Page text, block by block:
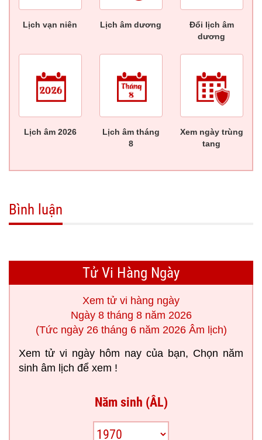
Lịch vạn niên Lịch âm dương
Đổi lịch âm
dương
Lịch âm 2026
Lịch âm tháng
8
Xem ngày trùng
tang
Bình luận
Tử Vi Hàng Ngày
Xem tử vi hàng ngày
Ngày 8 tháng 8 năm 2026
(Tức ngày 26 tháng 6 năm 2026 Âm lịch)
Xem tử vi ngày hôm nay của bạn, Chọn năm
sinh âm lịch để xem !
Năm sinh (ÂL)